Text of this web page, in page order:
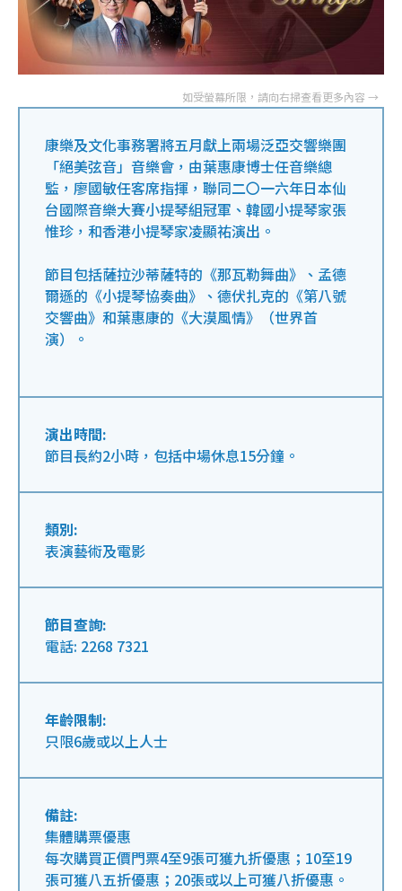
康樂及文化事務署將五月獻上兩場泛亞交響樂團
「絕美弦音」音樂會，由葉惠康博士任音樂總
監，廖國敏任客席指揮，聯同二〇一六年日本仙
台國際音樂大賽小提琴組冠軍、韓國小提琴家張
惟珍，和香港小提琴家凌顯祐演出。
節目包括薩拉沙蒂薩特的《那瓦勒舞曲》、孟德
爾遜的《小提琴協奏曲》、德伏扎克的《第八號
交響曲》和葉惠康的《大漠風情》（世界首
演）。
演出時間:
節目長約2小時，包括中場休息15分鐘。
類別:
表演藝術及電影
節目查詢:
電話: 2268 7321
年齡限制:
只限6歲或以上人士
備註:
集體購票優惠
每次購買正價門票4至9張可獲九折優惠；10至19
張可獲八五折優惠；20張或以上可獲八折優惠。